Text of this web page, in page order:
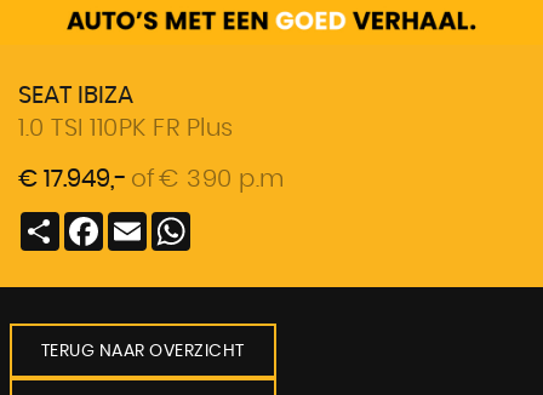
SEAT IBIZA
1.0 TSI 110PK FR Plus
€ 17.949,- of € 390 p.m
Deel Facebook
Email
TERUG NAAR OVERZICHT